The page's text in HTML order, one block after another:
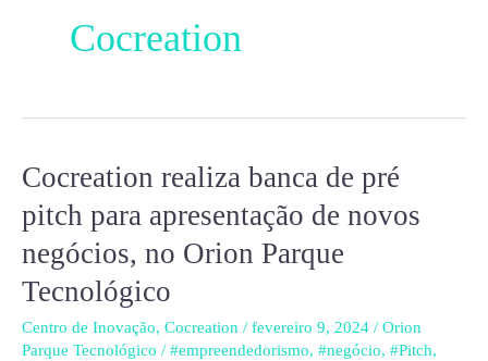
Cocreation
Cocreation realiza banca de pré
pitch para apresentação de novos
negócios, no Orion Parque
Tecnológico
Centro de Inovação, Cocreation / fevereiro 9, 2024 / Orion
Parque Tecnológico / #empreendedorismo, #negócio, #Pitch,
Cocreation
realiza
banca
de
pré
pitch
para